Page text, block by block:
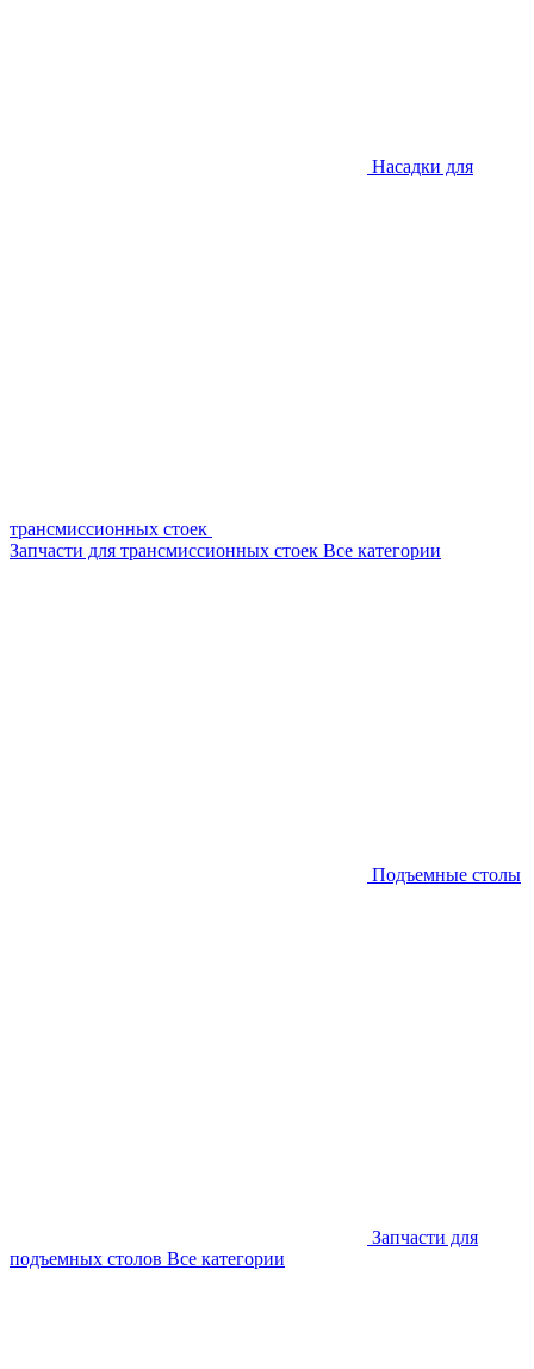
Насадки для
трансмиссионных стоек
Запчасти для трансмиссионных стоек Все категории
Подъемные столы
Запчасти для
подъемных столов Все категории